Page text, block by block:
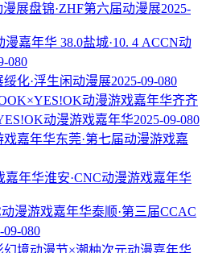
盘锦·ZHF第六届动漫展2025-
盐城·10. 4 ACCN动
080
绥化·浮生闲动漫展2025-09-080
齐齐
动漫游戏嘉年华2025-09-080
东莞·第七届动漫游戏嘉
淮安·CNC动漫游戏嘉年华
泰顺·第三届CCAC
09-080